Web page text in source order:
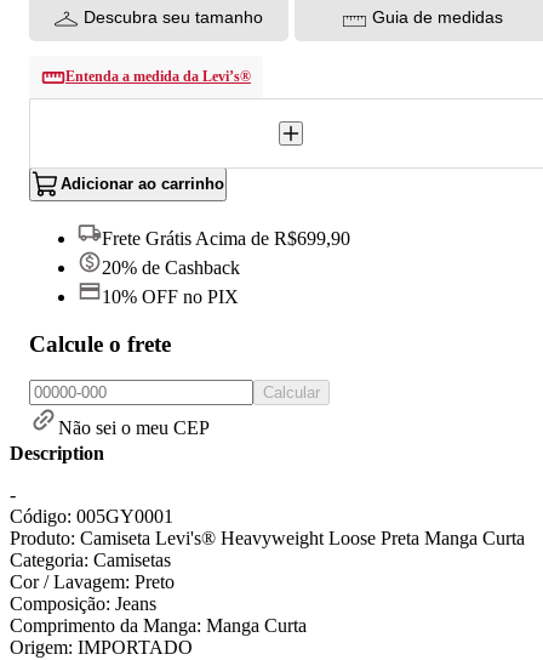
Descubra seu tamanho Guia de medidas
Entenda a medida da Levi’s®
Adicionar ao carrinho
Frete Grátis Acima de R$699,90
20% de Cashback
10% OFF no PIX
Calcule o frete
Calcular
Não sei o meu CEP
Description
-
Código: 005GY0001
Produto: Camiseta Levi's® Heavyweight Loose Preta Manga Curta
Categoria: Camisetas
Cor / Lavagem: Preto
Composição: Jeans
Comprimento da Manga: Manga Curta
Origem: IMPORTADO